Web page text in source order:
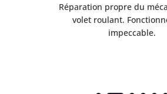
Réparation propre du
volet roulant.
impeccable.